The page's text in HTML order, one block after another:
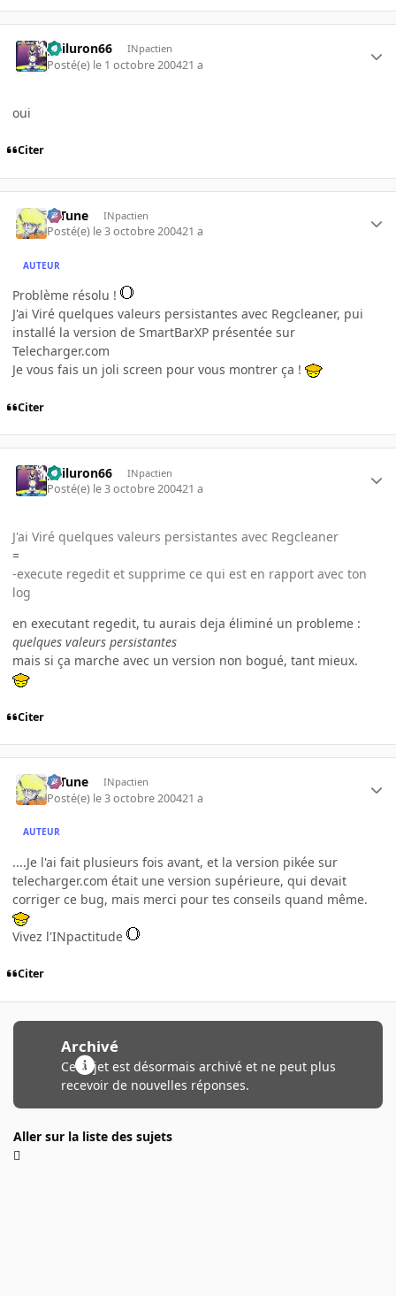
gailuron66 INpactien
Posté(e) le 1 octobre 200421 a
oui
Citer
D-Tune INpactien
Posté(e) le 3 octobre 200421 a
AUTEUR
Problème résolu !
J'ai Viré quelques valeurs persistantes avec Regcleaner, pui
installé la version de SmartBarXP présentée sur
Telecharger.com
Je vous fais un joli screen pour vous montrer ça !
Citer
gailuron66 INpactien
Posté(e) le 3 octobre 200421 a
J'ai Viré quelques valeurs persistantes avec Regcleaner
=
-execute regedit et supprime ce qui est en rapport avec ton
log
en executant regedit, tu aurais deja éliminé un probleme :
quelques valeurs persistantes
mais si ça marche avec un version non bogué, tant mieux.
Citer
D-Tune INpactien
Posté(e) le 3 octobre 200421 a
AUTEUR
....Je l'ai fait plusieurs fois avant, et la version pikée sur
telecharger.com était une version supérieure, qui devait
corriger ce bug, mais merci pour tes conseils quand même.
Vivez l'INpactitude
Citer
Archivé
Ce sujet est désormais archivé et ne peut plus
recevoir de nouvelles réponses.
Aller sur la liste des sujets